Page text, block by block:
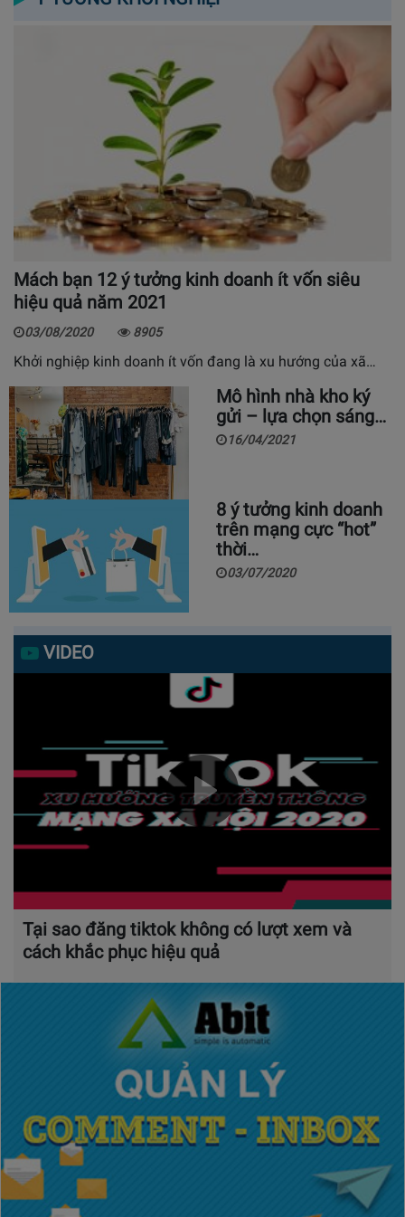
Mách bạn 12 ý tưởng kinh doanh ít vốn siêu
hiệu quả năm 2021
03/08/2020 8905
Khởi nghiệp kinh doanh ít vốn đang là xu hướng của xã…
Mô hình nhà kho ký
gửi – lựa chọn sáng…
16/04/2021
8 ý tưởng kinh doanh
trên mạng cực “hot”
thời…
03/07/2020
VIDEO
Tại sao đăng tiktok không có lượt xem và
cách khắc phục hiệu quả